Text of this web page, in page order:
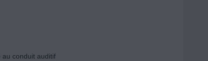
conduit auditif